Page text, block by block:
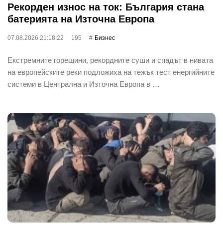
Рекорден износ на ток: България стана
батерията на Източна Европа
07.08.2026 21:18:22 195 Бизнес
Екстремните горещини, рекордните суши и спадът в нивата
на европейските реки подложиха на тежък тест енергийните
системи в Централна и Източна Европа в …